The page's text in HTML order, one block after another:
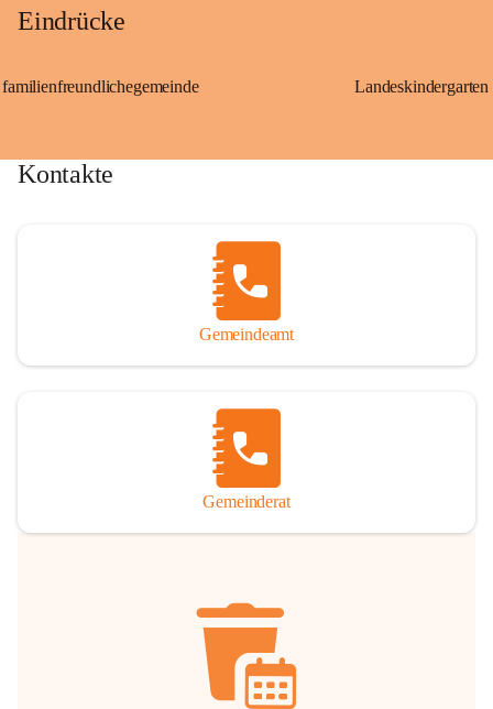
Eindrücke
familienfreundlichegemeinde
Kontakte
Gemeindeamt
Gemeinderat